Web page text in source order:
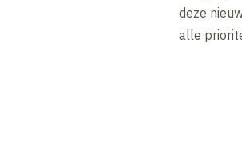
deze
alle